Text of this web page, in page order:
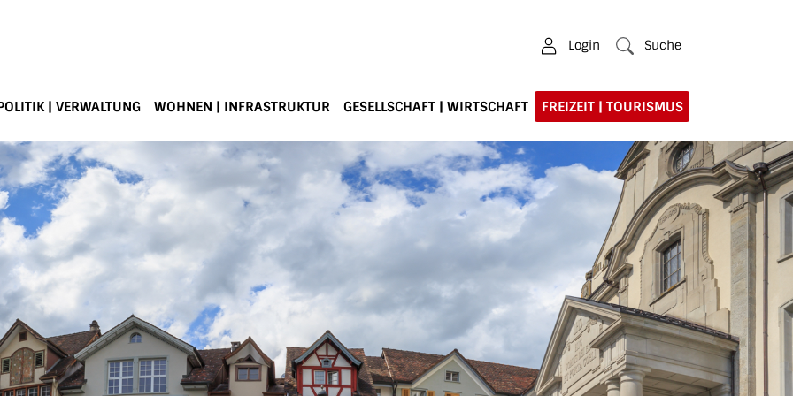
Login Suche
| VERWALTUNG WOHNEN | INFRASTRUKTUR GESELLSCHAFT | WIRTSCHAFT FREIZEIT | TOURISMUS